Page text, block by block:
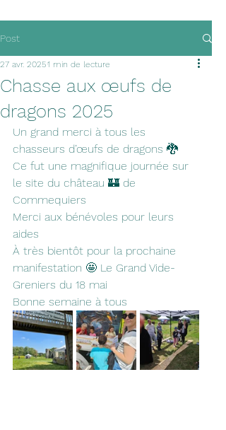
Post
Chasse aux œufs de
dragons 2025
27 avr. 20251 min de lecture
Un grand merci à tous les
chasseurs d’œufs de dragons 🐉
Ce fut une magnifique journée sur
le site du château 🏰 de
Commequiers
Merci aux bénévoles pour leurs
aides
À très bientôt pour la prochaine
manifestation 🤩 Le Grand Vide-
Greniers du 18 mai
Bonne semaine à tous